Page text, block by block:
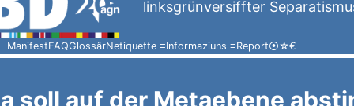
linksgrünversiffter
ManifestFAQGlossârNetiquette ≡Informaziuns ≡Report⦿☆€
soll auf der Metaebene